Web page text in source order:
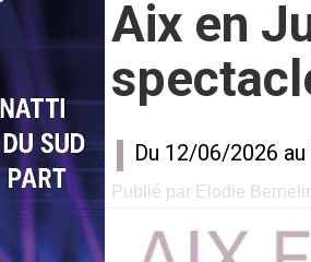
Aix en
Du 12/06/2026
Publié par Elodie